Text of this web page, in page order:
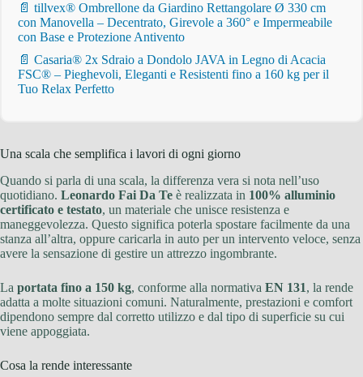
📄 tillvex® Ombrellone da Giardino Rettangolare Ø 330 cm
con Manovella – Decentrato, Girevole a 360° e Impermeabile
con Base e Protezione Antivento
📄 Casaria® 2x Sdraio a Dondolo JAVA in Legno di Acacia
FSC® – Pieghevoli, Eleganti e Resistenti fino a 160 kg per il
Tuo Relax Perfetto
Una scala che semplifica i lavori di ogni giorno
Quando si parla di una scala, la differenza vera si nota nell’uso
quotidiano. Leonardo Fai Da Te è realizzata in 100% alluminio
certificato e testato, un materiale che unisce resistenza e
maneggevolezza. Questo significa poterla spostare facilmente da una
stanza all’altra, oppure caricarla in auto per un intervento veloce, senza
avere la sensazione di gestire un attrezzo ingombrante.
La portata fino a 150 kg, conforme alla normativa EN 131, la rende
adatta a molte situazioni comuni. Naturalmente, prestazioni e comfort
dipendono sempre dal corretto utilizzo e dal tipo di superficie su cui
viene appoggiata.
Cosa la rende interessante